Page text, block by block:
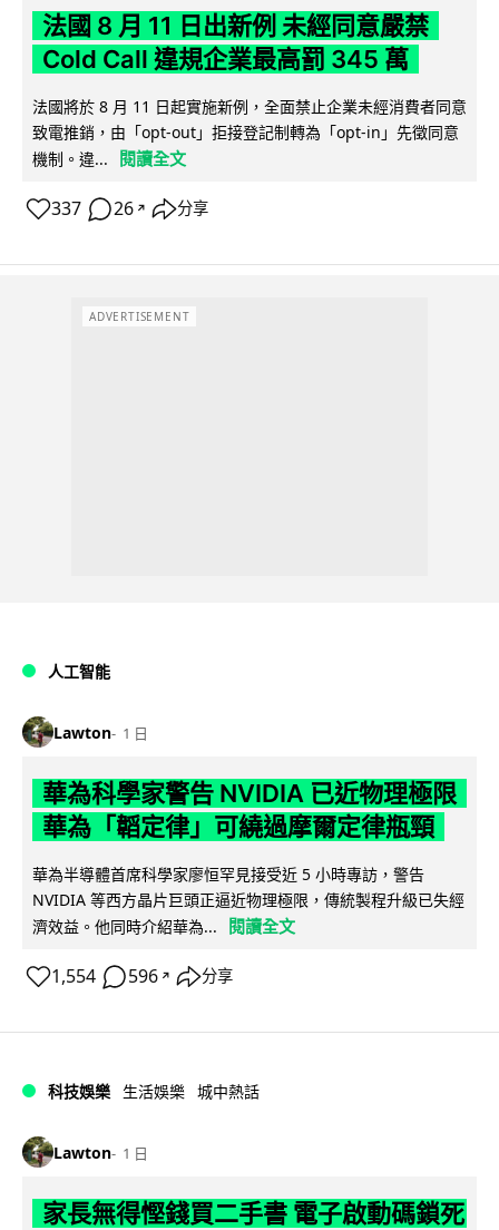
法國 8 月 11 日出新例 未經同意嚴禁
Cold Call 違規企業最高罰 345 萬
法國將於 8 月 11 日起實施新例，全面禁止企業未經消費者同意
致電推銷，由「opt-out」拒接登記制轉為「opt-in」先徵同意
機制。違...
閱讀全文
337 26 ↗ 分享
ADVERTISEMENT
人工智能
Lawton 1 日
華為科學家警告 NVIDIA 已近物理極限
華為「韜定律」可繞過摩爾定律瓶頸
華為半導體首席科學家廖恒罕見接受近 5 小時專訪，警告
NVIDIA 等西方晶片巨頭正逼近物理極限，傳統製程升級已失經
濟效益。他同時介紹華為...
閱讀全文
1,554 596 ↗ 分享
科技娛樂 生活娛樂 城中熱話
Lawton 1 日
家長無得慳錢買二手書 電子啟動碼鎖死